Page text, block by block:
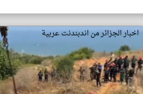
اخبار الجزائر من اندبندنت عربية